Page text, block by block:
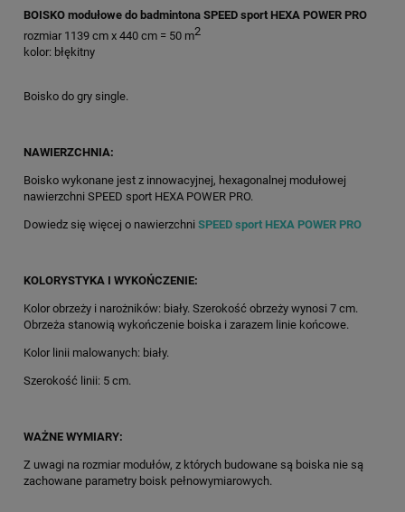
BOISKO modułowe do badmintona SPEED sport HEXA POWER PRO
rozmiar 1139 cm x 440 cm = 50 m2
kolor: błękitny
Boisko do gry single.
NAWIERZCHNIA:
Boisko wykonane jest z innowacyjnej, hexagonalnej modułowej
nawierzchni SPEED sport HEXA POWER PRO.
Dowiedz się więcej o nawierzchni SPEED sport HEXA POWER PRO
KOLORYSTYKA I WYKOŃCZENIE:
Kolor obrzeży i narożników: biały. Szerokość obrzeży wynosi 7 cm.
Obrzeża stanowią wykończenie boiska i zarazem linie końcowe.
Kolor linii malowanych: biały.
Szerokość linii: 5 cm.
WAŻNE WYMIARY:
Z uwagi na rozmiar modułów, z których budowane są boiska nie są
zachowane parametry boisk pełnowymiarowych.